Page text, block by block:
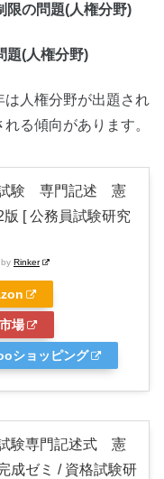
限の問題(人権分野)
題(人権分野)
は人権分野が出題され
る傾向があります。
験 専門記述 憲
[ 公務員試験研究
Rinker
場
ショッピング
験専門記述式 憲
成ゼミ / 資格試験研